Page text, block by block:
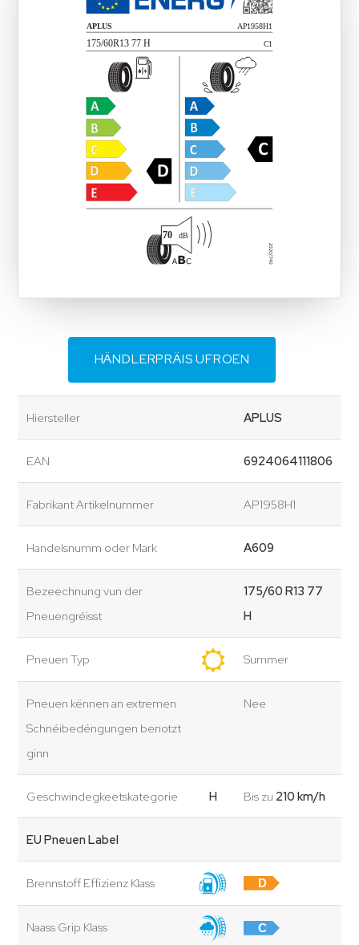
HÄNDLERPRÄIS UFROEN
Hiersteller APLUS
EAN 6924064111806
Fabrikant Artikelnummer AP1958H1
Handelsnumm oder Mark A609
Bezeechnung vun der
Pneuengréisst
175/60 R13 77
H
Pneuen Typ Summer
Pneuen kënnen an extremen
Schnéibedéngungen benotzt
ginn
Nee
Geschwindegkeetskategorie H Bis zu 210 km/h
EU Pneuen Label
Brennstoff Effizienz Klass D
Naass Grip Klass C